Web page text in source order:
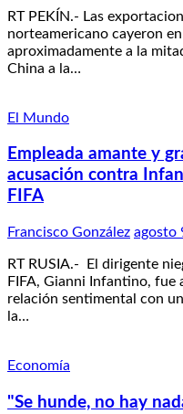
RT PEKÍN.- Las
norteamericano cayeron
aproximadamente a la
China a la…
El Mundo
Empleada amante y
acusación contra
FIFA
Francisco González agosto
RT RUSIA.- El dirigente
FIFA, Gianni Infantino, fue
relación sentimental con
la…
Economía
"Se hunde, no hay